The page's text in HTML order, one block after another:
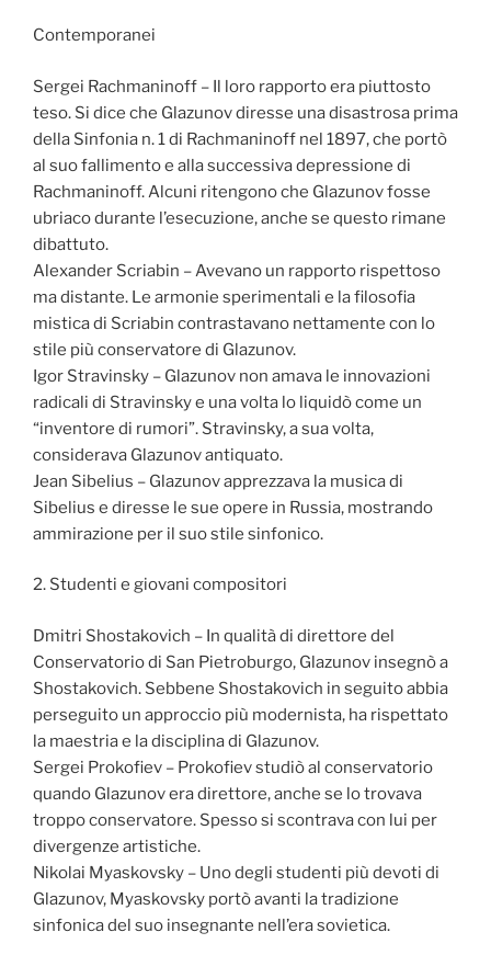
Contemporanei
Sergei Rachmaninoff – Il loro rapporto era piuttosto
teso. Si dice che Glazunov diresse una disastrosa prima
della Sinfonia n. 1 di Rachmaninoff nel 1897, che portò
al suo fallimento e alla successiva depressione di
Rachmaninoff. Alcuni ritengono che Glazunov fosse
ubriaco durante l’esecuzione, anche se questo rimane
dibattuto.
Alexander Scriabin – Avevano un rapporto rispettoso
ma distante. Le armonie sperimentali e la filosofia
mistica di Scriabin contrastavano nettamente con lo
stile più conservatore di Glazunov.
Igor Stravinsky – Glazunov non amava le innovazioni
radicali di Stravinsky e una volta lo liquidò come un
“inventore di rumori”. Stravinsky, a sua volta,
considerava Glazunov antiquato.
Jean Sibelius – Glazunov apprezzava la musica di
Sibelius e diresse le sue opere in Russia, mostrando
ammirazione per il suo stile sinfonico.
2. Studenti e giovani compositori
Dmitri Shostakovich – In qualità di direttore del
Conservatorio di San Pietroburgo, Glazunov insegnò a
Shostakovich. Sebbene Shostakovich in seguito abbia
perseguito un approccio più modernista, ha rispettato
la maestria e la disciplina di Glazunov.
Sergei Prokofiev – Prokofiev studiò al conservatorio
quando Glazunov era direttore, anche se lo trovava
troppo conservatore. Spesso si scontrava con lui per
divergenze artistiche.
Nikolai Myaskovsky – Uno degli studenti più devoti di
Glazunov, Myaskovsky portò avanti la tradizione
sinfonica del suo insegnante nell’era sovietica.